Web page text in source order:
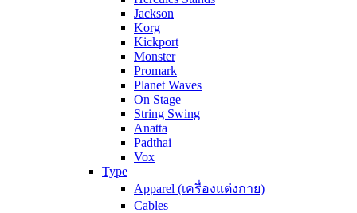
Jackson
Korg
Kickport
Monster
Promark
Planet Waves
On Stage
String Swing
Anatta
Padthai
Vox
Type
Apparel (เครื่องแต่งกาย)
Cables